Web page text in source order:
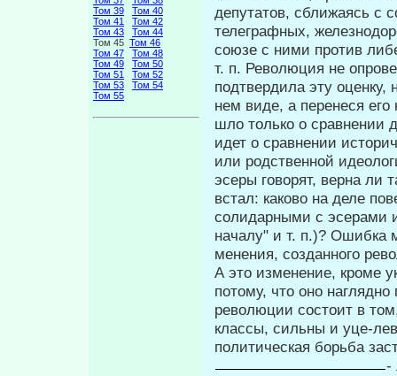
Том 39
Том 40
Том 41
Том 42
Том 43
Том 44
Том 45 Том 46
Том 47
Том 48
Том 49
Том 50
Том 51
Том 52
Том 53
Том 54
Том 55
депутатов, сближаясь с
телеграфных,
союзе с ними против
т. п. Революция не
подтвердила эту
нем виде, а перенеся
шло только о сравнении
идет о сравнении
или родственной
эсеры говорят, верна ли
встал: каково на деле
солидарными с эсерами
началу" и т. п.)? Ошибка
менения, созданного
А это изменение, кроме
потому, что оно
революции со­стоит в
классы, сильны и уце-
политическая борьба
-